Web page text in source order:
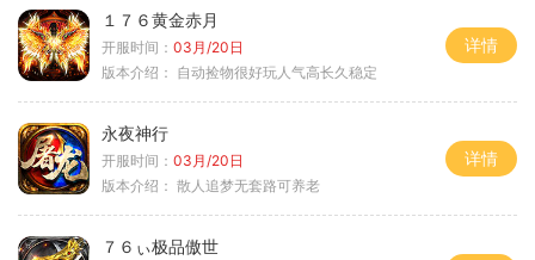
１７６黄金赤月
开服时间： 03月/20日
版本介绍： 自动捡物很好玩人气高长久稳定
详情
永夜神行
开服时间： 03月/20日
版本介绍： 散人追梦无套路可养老
详情
７６ぃ极品傲世